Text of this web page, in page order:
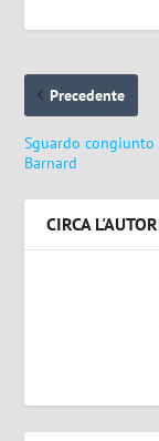
Precedente
Sguardo congiunto
Barnard
CIRCA